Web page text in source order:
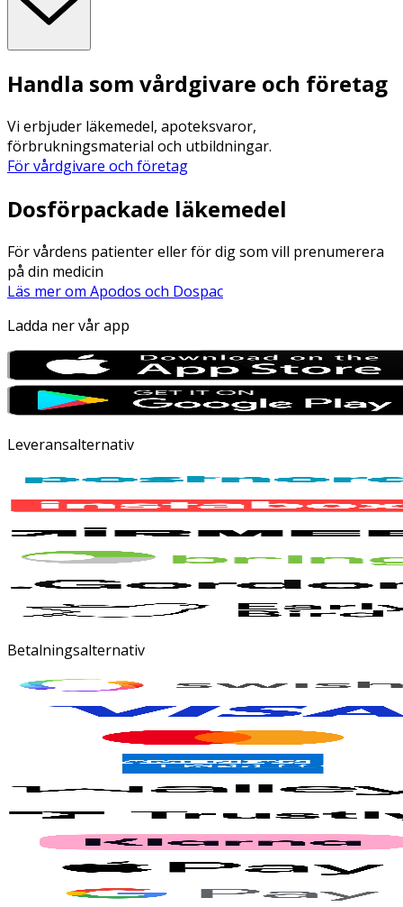
Handla som vårdgivare och företag
Vi erbjuder läkemedel, apoteksvaror,
förbrukningsmaterial och utbildningar.
För vårdgivare och företag
Dosförpackade läkemedel
För vårdens patienter eller för dig som vill prenumerera
på din medicin
Läs mer om Apodos och Dospac
Ladda ner vår app
Leveransalternativ
Betalningsalternativ